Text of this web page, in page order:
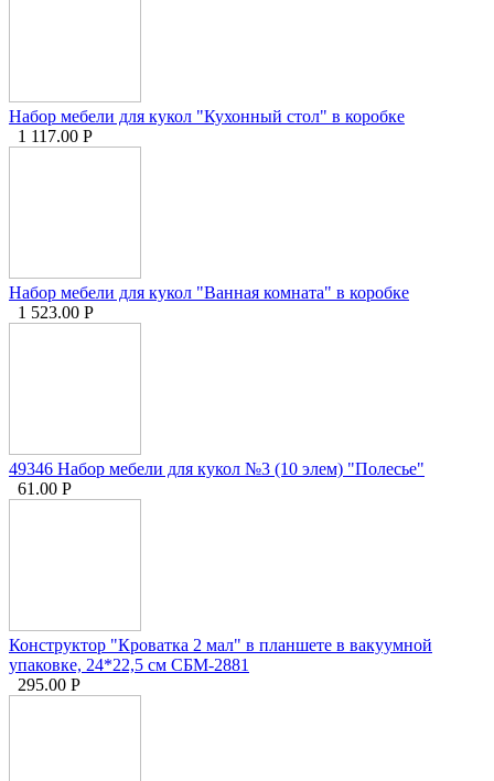
Набор мебели для кукол "Кухонный стол" в коробке
1 117.00 Р
Набор мебели для кукол "Ванная комната" в коробке
1 523.00 Р
49346 Набор мебели для кукол №3 (10 элем) "Полесье"
61.00 Р
Конструктор "Кроватка 2 мал" в планшете в вакуумной
упаковке, 24*22,5 см СБМ-2881
295.00 Р